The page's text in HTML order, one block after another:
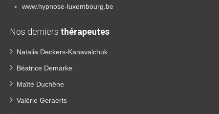
www.hypnose-luxembourg.be
Nos derniers thérapeutes
Natalia Deckers-Kanavalchuk
Béatrice Demarke
Maïté Duchêne
Valérie Geraerts